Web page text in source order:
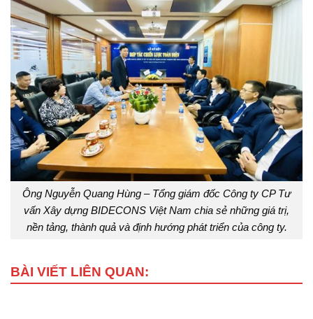
Ông Nguyễn Quang Hùng – Tổng giám đốc Công ty CP Tư
vấn Xây dựng BIDECONS Việt Nam chia sẻ những giá trị,
nền tảng, thành quả và định hướng phát triển của công ty.
BÀI VIẾT LIÊN QUAN: